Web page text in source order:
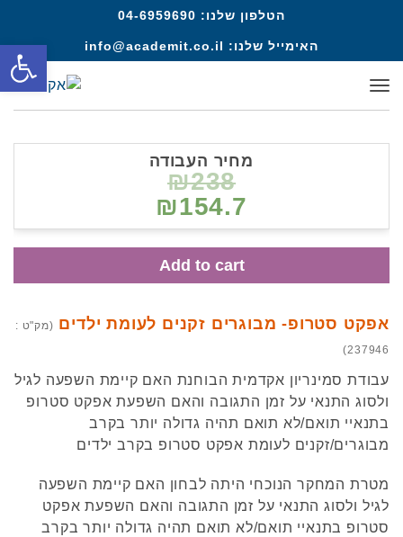
פתח
הטלפון שלנו: 04-6959690
האימייל שלנו: info@academit.co.il
תפריט
אפקט סטרופ- מבוגרים זקנים לעומת ילדים (מק"ט :
237946)
עבודת סמינריון אקדמית הבוחנת האם קיימת השפעה לגיל
ולסוג התנאי על זמן התגובה והאם השפעת אפקט סטרופ
בתנאיי תואם/לא תואם תהיה גדולה יותר בקרב
מבוגרים/זקנים לעומת אפקט סטרופ בקרב ילדים
מטרת המחקר הנוכחי היתה לבחון האם קיימת השפעה
לגיל ולסוג התנאי על זמן התגובה והאם השפעת אפקט
סטרופ בתנאיי תואם/לא תואם תהיה גדולה יותר בקרב
מחיר העבודה
₪238
₪154.7
Add to cart